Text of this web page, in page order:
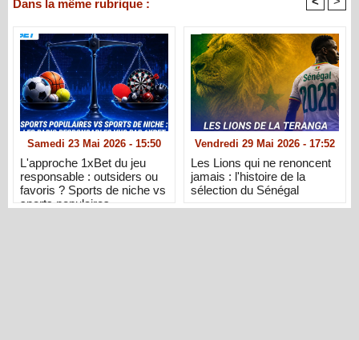
Dans la même rubrique :
Samedi 23 Mai 2026 - 15:50
L'approche 1xBet du jeu
responsable : outsiders ou
favoris ? Sports de niche vs
sports populaires
Vendredi 29 Mai 2026 - 17:52
Les Lions qui ne renoncent
jamais : l'histoire de la
sélection du Sénégal